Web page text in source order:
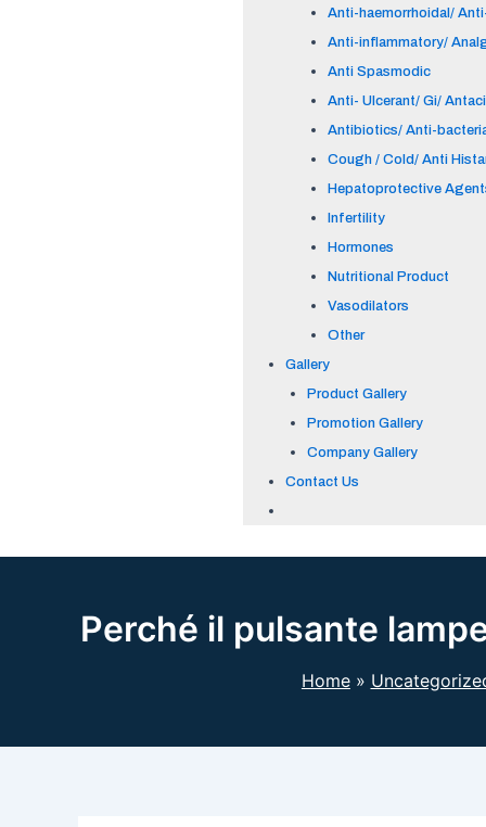
Anti-haemorrhoidal/
Anti-inflammatory/
Anti Spasmodic
Anti- Ulcerant/ Gi/
Antibiotics/ Anti-
Cough / Cold/ Anti
Hepatoprotective
Infertility
Hormones
Nutritional Product
Vasodilators
Other
Gallery
Product Gallery
Promotion Gallery
Company Gallery
Contact Us
Perché il pulsante
Home